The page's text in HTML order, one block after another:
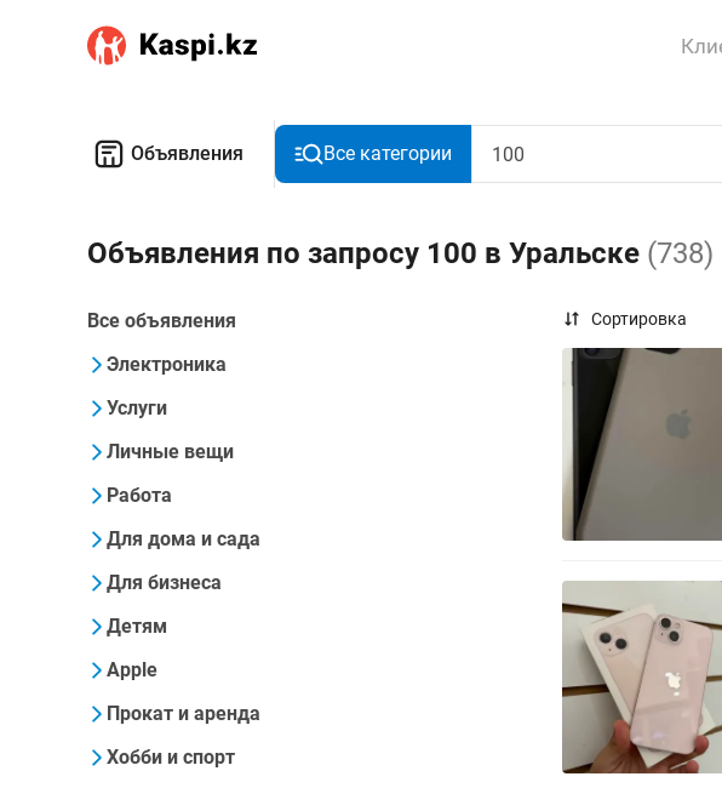
Объявления Все категории
Объявления по запросу 100 в Уральске (738)
Все объявления
Электроника
Услуги
Личные вещи
Работа
Для дома и сада
Для бизнеса
Детям
Apple
Прокат и аренда
Хобби и спорт
Сортировка